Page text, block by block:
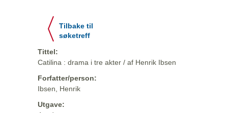
Tilbake til
søketreff
Tittel:
Catilina : drama i tre akter / af Henrik Ibsen
Forfatter/person:
Ibsen, Henrik
Utgave: